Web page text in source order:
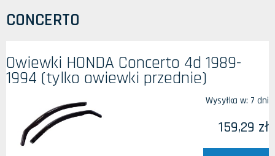
CONCERTO
Owiewki HONDA Concerto 4d 1989-
1994 (tylko owiewki przednie)
Wysyłka w: 7 dni
159,29 zł